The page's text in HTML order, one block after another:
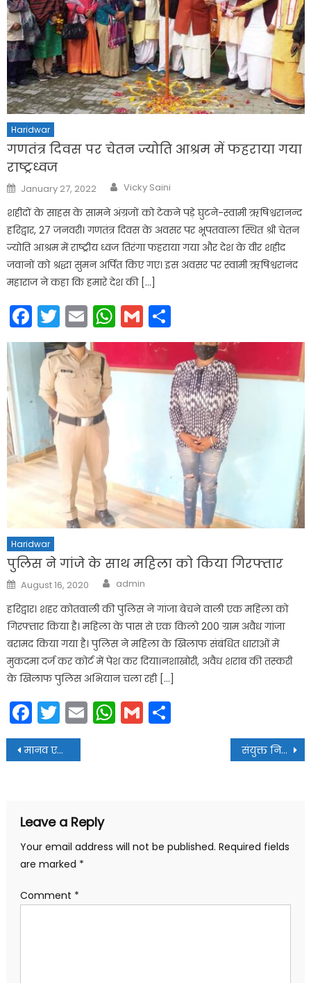
Haridwar
गणतंत्र दिवस पर चेतन ज्योति आश्रम में फहराया गया
राष्ट्रध्वज
Posted
on
January 27, 2022 Author
Vicky Saini
शहीदों के साहस के सामने अंग्रजों को टेकने पड़े घुटने-स्वामी ऋषिश्वरानन्द
हरिद्वार, 27 जनवरी। गणतंत्र दिवस के अवसर पर भूपतवाला स्थित श्री चेतन
ज्योति आश्रम में राष्ट्रीय ध्वज तिरंगा फहराया गया और देश के वीर शहीद
जवानों को श्रद्धा सुमन अर्पित किए गए। इस अवसर पर स्वामी ऋषिश्वरानंद
महाराज ने कहा कि हमारे देश की […]
Facebook
Twitter
EmailWhatsApp
Gmail
Haridwar
पुलिस ने गांजे के साथ महिला को किया गिरफ्तार
Posted
on
August 16, 2020 Author
admin
हरिद्वार। शहर कोतवाली की पुलिस ने गांजा बेचने वाली एक महिला को
गिरफ्तार किया है। महिला के पास से एक किलो 200 ग्राम अवैध गांजा
बरामद किया गया है। पुलिस ने महिला के खिलाफ संबंधित धाराओं में
मुकदमा दर्ज कर कोर्ट में पेश कर दिया।नशाखोरी, अवैध शराब की तस्करी
के खिलाफ पुलिस अभियान चला रही […]
Facebook
Twitter
EmailWhatsApp
Gmail
Post
navigation
मानव एकता दिवसः सेवा और आध्यात्मिक समरसता का पावन अवसर संयुक्त निदेशक के एस चौहान ने मुख्यमंत्री को भेंट की अपनी पुस्तक…
Leave a Reply
Your email address will not be published. Required fields
are marked *
Comment *